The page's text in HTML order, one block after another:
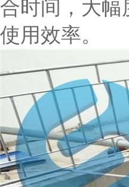
合时间，大幅
使用效率。